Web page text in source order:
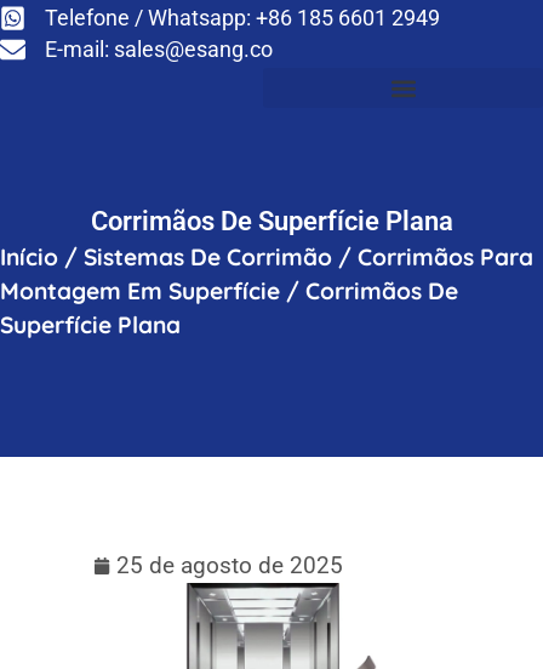
Telefone / Whatsapp: +86 185 6601 2949
E-mail: sales@esang.co
Corrimãos De Superfície Plana
Início / Sistemas De Corrimão / Corrimãos Para
Montagem Em Superfície / Corrimãos De
Superfície Plana
25 de agosto de 2025